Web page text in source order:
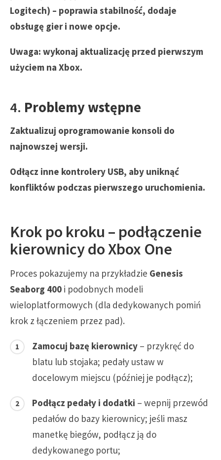
Logitech) – poprawia stabilność, dodaje
obsługę gier i nowe opcje.
Uwaga: wykonaj aktualizację przed pierwszym
użyciem na Xbox.
4. Problemy wstępne
Zaktualizuj oprogramowanie konsoli do
najnowszej wersji.
Odłącz inne kontrolery USB, aby uniknąć
konfliktów podczas pierwszego uruchomienia.
Krok po kroku – podłączenie
kierownicy do Xbox One
Proces pokazujemy na przykładzie Genesis
Seaborg 400 i podobnych modeli
wieloplatformowych (dla dedykowanych pomiń
krok z łączeniem przez pad).
Zamocuj bazę kierownicy – przykręć do
blatu lub stojaka; pedały ustaw w
docelowym miejscu (później je podłącz);
Podłącz pedały i dodatki – wepnij przewód
pedałów do bazy kierownicy; jeśli masz
manetkę biegów, podłącz ją do
dedykowanego portu;